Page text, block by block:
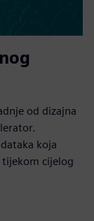
od dizajna
koja
cijelog